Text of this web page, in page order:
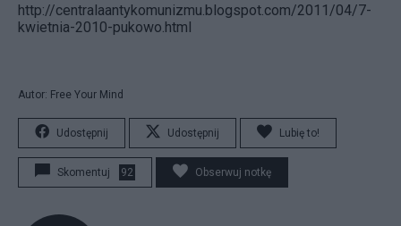
http://centralaantykomunizmu.blogspot.com/2011/04/7-
kwietnia-2010-pukowo.html
Autor: Free Your Mind
Udostępnij Udostępnij Lubię to!
Skomentuj 92 Obserwuj notkę